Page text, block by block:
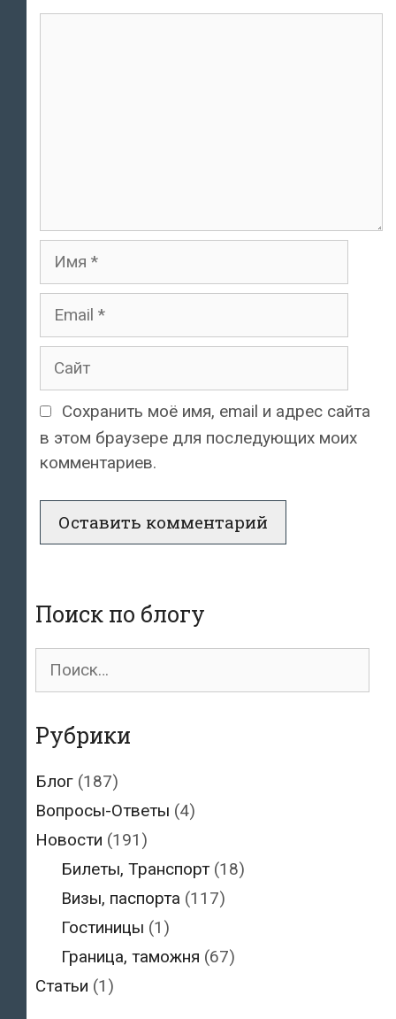
Имя
Email
Сайт
Сохранить моё имя, email и адрес сайта
в этом браузере для последующих моих
комментариев.
Поиск по блогу
Поиск
Рубрики
Блог (187)
Вопросы-Ответы (4)
Новости (191)
Билеты, Транспорт(18)
Визы, паспорта (117)
Гостиницы (1)
Граница, таможня (67)
Статьи (1)